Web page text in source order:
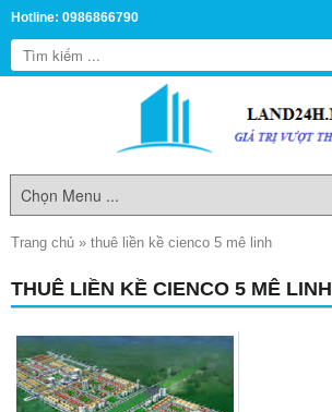
Hotline: 0986866790
Trang chủ » thuê liền kề cienco 5 mê linh
THUÊ LIỀN KỀ CIENCO 5 MÊ LINH